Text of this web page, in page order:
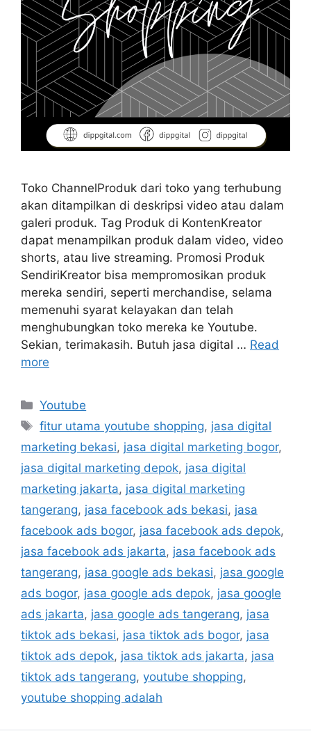
Toko ChannelProduk dari toko yang terhubung
akan ditampilkan di deskripsi video atau dalam
galeri produk. Tag Produk di KontenKreator
dapat menampilkan produk dalam video, video
shorts, atau live streaming. Promosi Produk
SendiriKreator bisa mempromosikan produk
mereka sendiri, seperti merchandise, selama
memenuhi syarat kelayakan dan telah
menghubungkan toko mereka ke Youtube.
Sekian, terimakasih. Butuh jasa digital … Read
more
Youtube
fitur utama youtube shopping, jasa digital
marketing bekasi, jasa digital marketing bogor,
jasa digital marketing depok, jasa digital
marketing jakarta, jasa digital marketing
tangerang, jasa facebook ads bekasi, jasa
facebook ads bogor, jasa facebook ads depok,
jasa facebook ads jakarta, jasa facebook ads
tangerang, jasa google ads bekasi, jasa google
ads bogor, jasa google ads depok, jasa google
ads jakarta, jasa google ads tangerang, jasa
tiktok ads bekasi, jasa tiktok ads bogor, jasa
tiktok ads depok, jasa tiktok ads jakarta, jasa
tiktok ads tangerang, youtube shopping,
youtube shopping adalah